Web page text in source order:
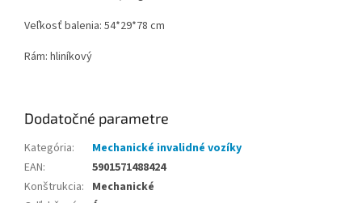
Veľkosť balenia: 54*29*78 cm
Rám: hliníkový
Dodatočné parametre
Kategória:
Mechanické invalidné vozíky
EAN:
5901571488424
Konštrukcia: Mechanické